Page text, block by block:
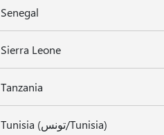
Senegal
Sierra Leone
Tanzania
Tunisia (تونس/Tunisia)